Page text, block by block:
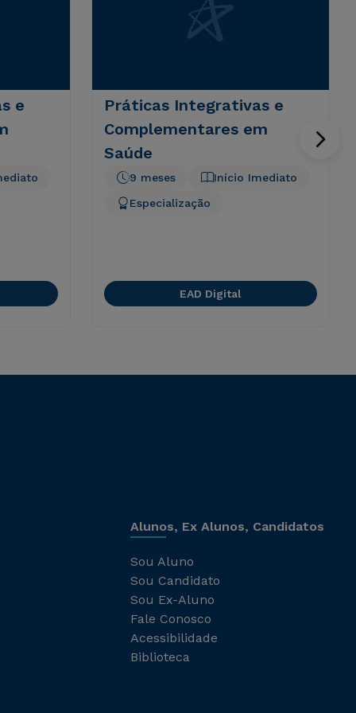
e
Práticas Integrativas e
Complementares em
Saúde
Início Imediato
9 meses
Especialização
EAD Digital
Alunos, Ex Alunos, Candidatos
Sou Aluno
Sou Candidato
Sou Ex-Aluno
Fale Conosco
Acessibilidade
Biblioteca